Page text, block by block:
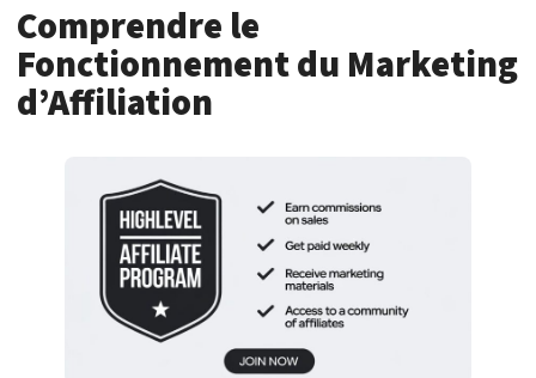
Comprendre le
Fonctionnement du Marketing
d’Affiliation